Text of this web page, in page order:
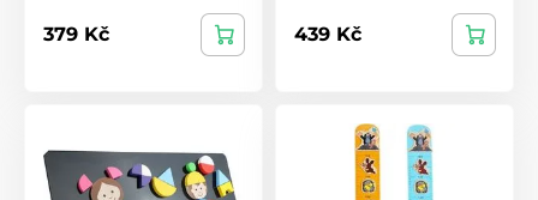
379 Kč 439 Kč